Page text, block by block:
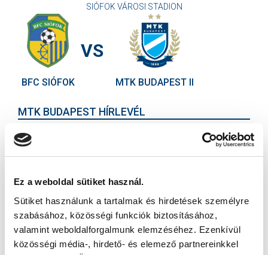
Ez a weboldal sütiket használ.
Sütiket használunk a tartalmak és hirdetések személyre
szabásához, közösségi funkciók biztosításához,
valamint weboldalforgalmunk elemzéséhez. Ezenkívül
közösségi média-, hirdető- és elemező partnereinkkel
SIÓFOK VÁROSI STADION
BFC SIÓFOK
VS
MTK BUDAPEST II
MTK BUDAPEST HÍRLEVÉL
Ne maradjon le egy eseményről sem! Iratkozzon fel ingyenes
Elfogadom azAdatvédelmi tájékoztatót!